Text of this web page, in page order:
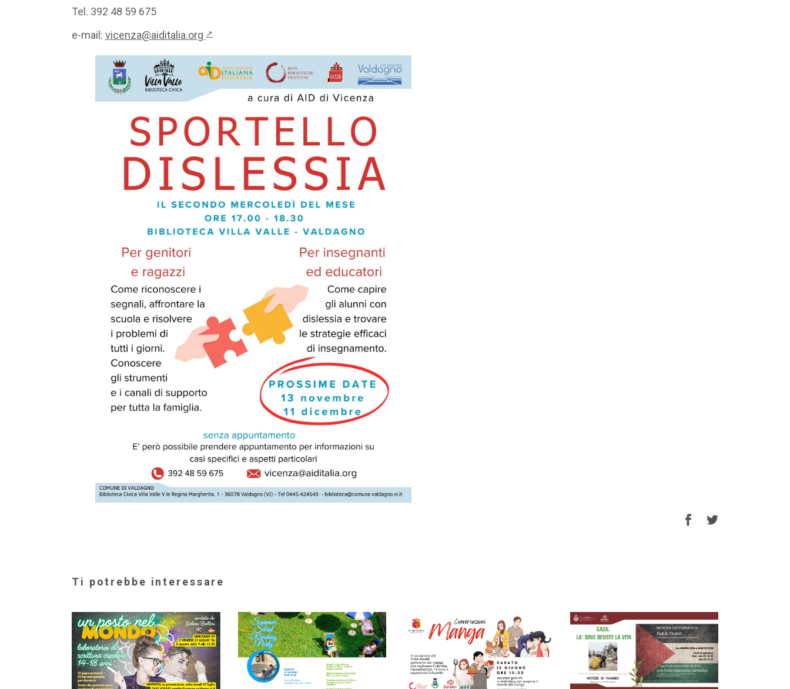
Tel. 392 48 59 675
e-mail: vicenza@aiditalia.org ↗
Ti potrebbe interessare